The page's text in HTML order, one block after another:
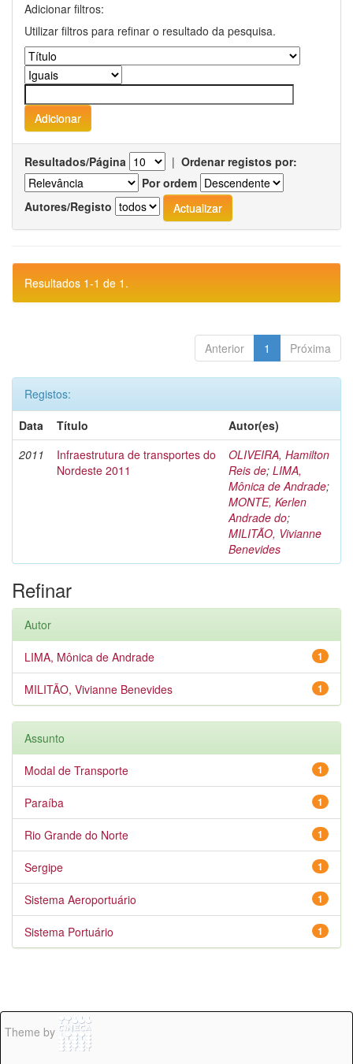
Adicionar filtros:
Utilizar filtros para refinar o resultado da pesquisa.
Resultados/Página | Ordenar registos por:
Por ordem
Autores/Registo
Resultados 1-1 de 1.
Anterior 1 Próxima
Registos:
Data
Título
Autor(es)
2011
Infraestrutura de transportes do
Nordeste 2011
OLIVEIRA, Hamilton
Reis de; LIMA,
Mônica de Andrade;
MONTE, Kerlen
Andrade do;
MILITÃO, Vivianne
Benevides
Refinar
Autor
1
LIMA, Mônica de Andrade
1
MILITÃO, Vivianne Benevides
Assunto
1
Modal de Transporte
1
Paraíba
1
Rio Grande do Norte
1
Sergipe
1
Sistema Aeroportuário
1
Sistema Portuário
Theme by